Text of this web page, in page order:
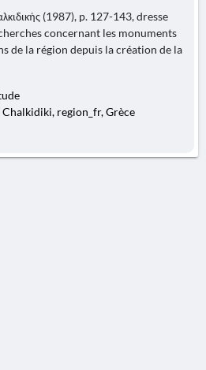
(1987), p. 127-143, dresse
concernant les monuments
de la région depuis la création de la
region_fr, Grèce